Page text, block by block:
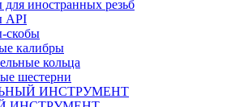
иностранных резьб
API
скобы
калибры
кольца
шестерни
ИНСТРУМЕНТ